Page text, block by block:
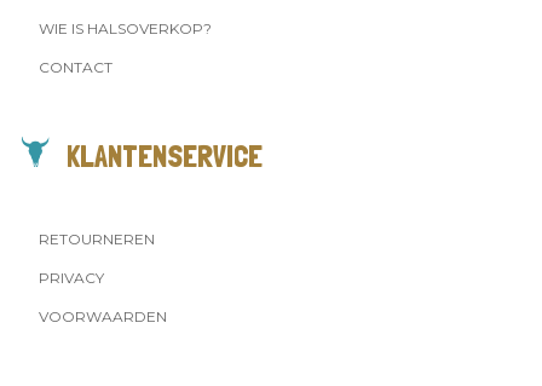
WIE IS HALSOVERKOP?
CONTACT
KLANTENSERVICE
RETOURNEREN
PRIVACY
VOORWAARDEN